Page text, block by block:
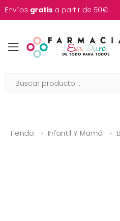
Envíos gratis a partir de 50€
Toggle mobile
Tienda Infantil Y Mamá